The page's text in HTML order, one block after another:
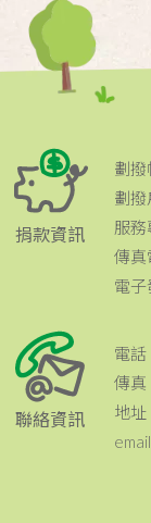
捐款資訊
劃
劃撥
服
傳
電
聯絡資訊
電
傳
地